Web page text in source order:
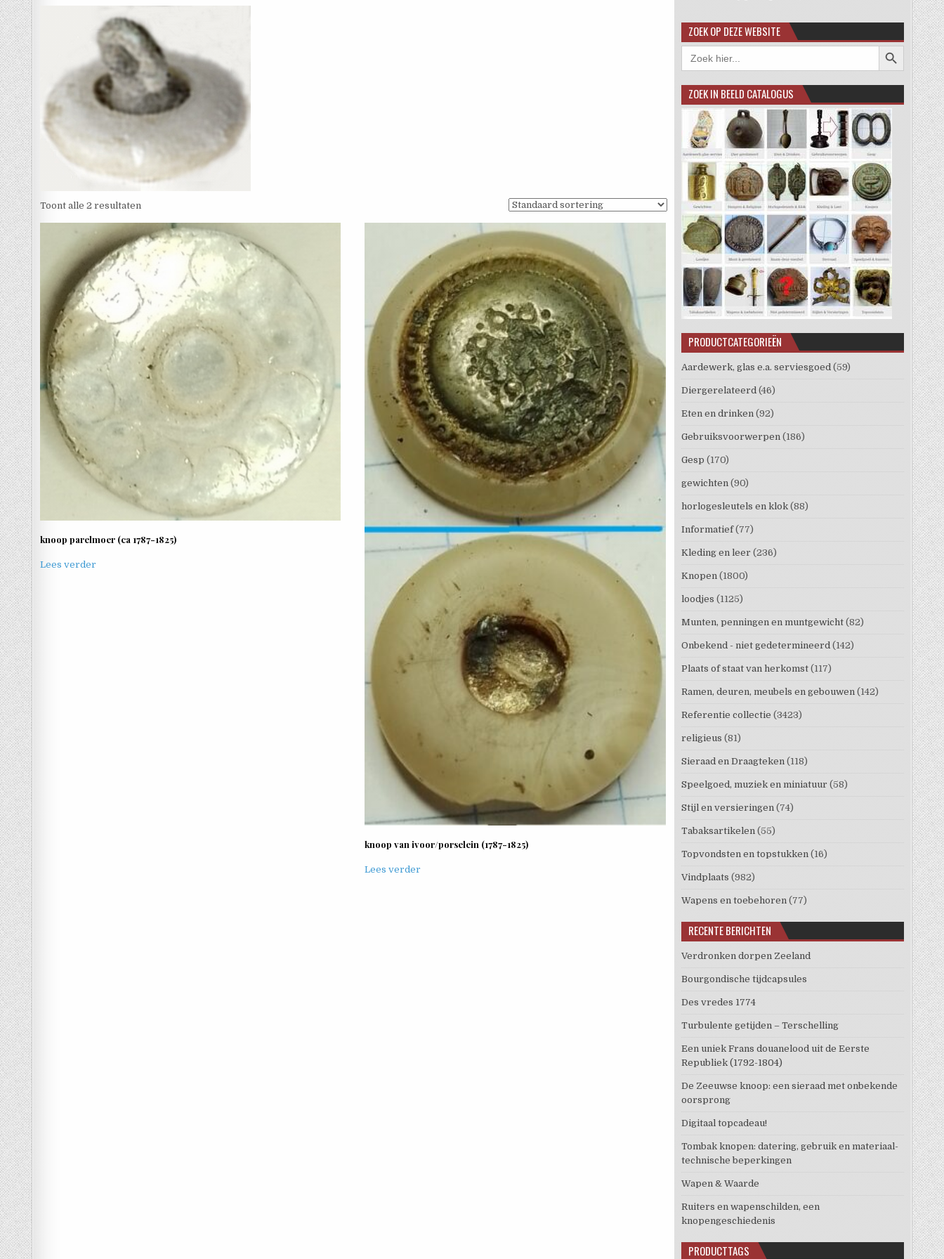
Toont alle 2 resultaten
knoop parelmoer (ca 1787-1825)
Lees verder
knoop van ivoor/porselein (1787-1825)
Lees verder
ZOEK OP DEZE WEBSITE
Zoek
naar:
Zoekknop
ZOEK IN BEELD CATALOGUS
PRODUCTCATEGORIEËN
Aardewerk, glas e.a. serviesgoed (59)
Diergerelateerd (46)
Eten en drinken (92)
Gebruiksvoorwerpen (186)
Gesp (170)
gewichten (90)
horlogesleutels en klok (88)
Informatief (77)
Kleding en leer (236)
Knopen (1800)
loodjes (1125)
Munten, penningen en muntgewicht (82)
Onbekend - niet gedetermineerd (142)
Plaats of staat van herkomst (117)
Ramen, deuren, meubels en gebouwen (142)
Referentie collectie (3423)
religieus (81)
Sieraad en Draagteken (118)
Speelgoed, muziek en miniatuur (58)
Stijl en versieringen (74)
Tabaksartikelen (55)
Topvondsten en topstukken (16)
Vindplaats (982)
Wapens en toebehoren (77)
RECENTE BERICHTEN
Verdronken dorpen Zeeland
Bourgondische tijdcapsules
Des vredes 1774
Turbulente getijden – Terschelling
Een uniek Frans douanelood uit de Eerste
Republiek (1792-1804)
De Zeeuwse knoop: een sieraad met onbekende
oorsprong
Digitaal topcadeau!
Tombak knopen: datering, gebruik en materiaal-
technische beperkingen
Wapen & Waarde
Ruiters en wapenschilden, een
knopengeschiedenis
PRODUCTTAGS